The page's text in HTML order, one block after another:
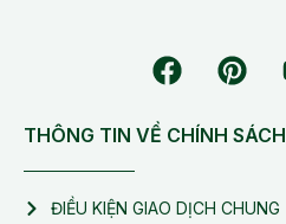
THÔNG TIN VỀ CHÍNH SÁCH
ĐIỀU KIỆN GIAO DỊCH CHUNG